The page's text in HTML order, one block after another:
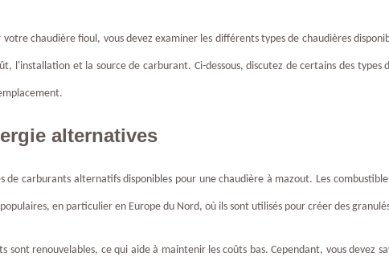
votre chaudière fioul, vous devez examiner les différents types de chaudières
l'installation et la source de carburant. Ci-dessous, discutez de certains des types
alternatives
de carburants alternatifs disponibles pour une chaudière à mazout. Les
en particulier en Europe du Nord, où ils sont utilisés pour créer des
sont renouvelables, ce qui aide à maintenir les coûts bas. Cependant, vous devez